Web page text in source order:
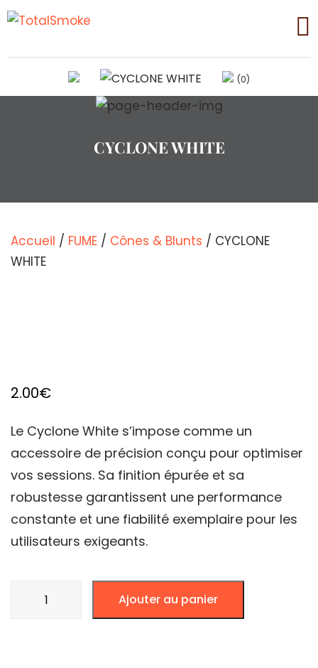
(0)
CYCLONE WHITE
Accueil / FUME / Cônes & Blunts / CYCLONE
WHITE
2.00€
Le Cyclone White s’impose comme un
accessoire de précision conçu pour optimiser
vos sessions. Sa finition épurée et sa
robustesse garantissent une performance
constante et une fiabilité exemplaire pour les
utilisateurs exigeants.
Ajouter au panier